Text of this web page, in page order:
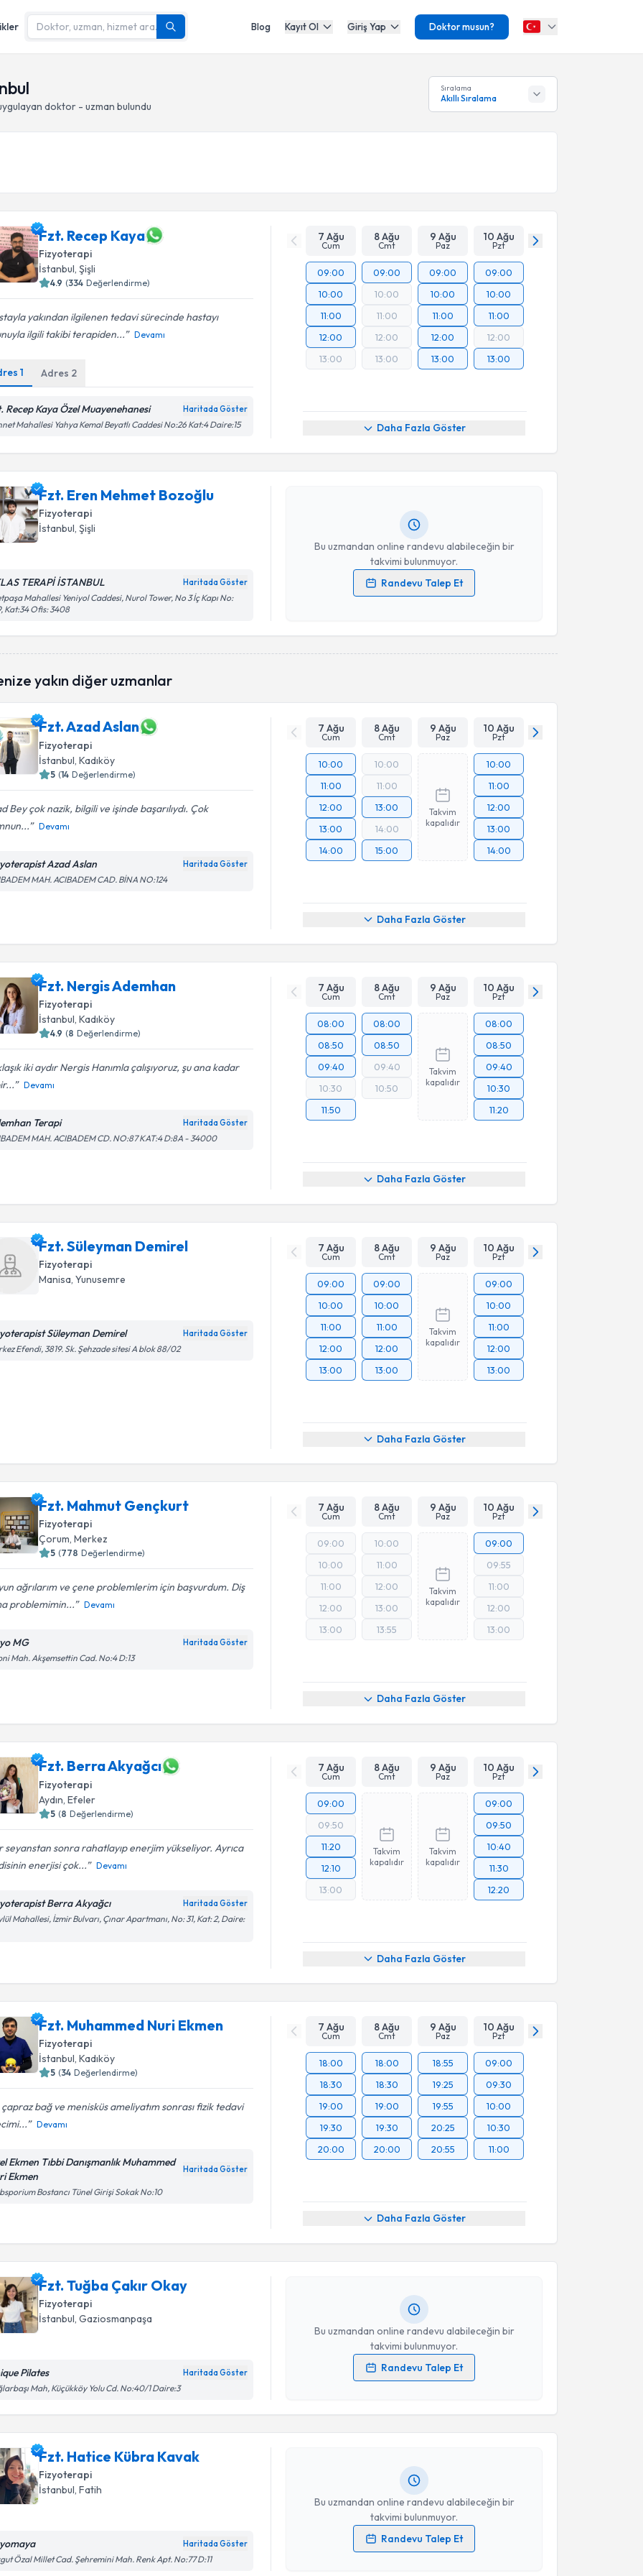
Blog Kayıt Ol Giriş Yap Doktor musun?
doktor - uzman bulundu
Sıralama
Akıllı Sıralama
Fzt. Recep Kaya
Fizyoterapi
İstanbul, Şişli
4.9 (334 Değerlendirme)
yakından ilgilenen tedavi sürecinde hastayı
ilgili takibi terapiden...
Devamı
1 Adres 2
Recep Kaya Özel Muayenehanesi Haritada Göster
Mahallesi Yahya Kemal Beyatlı Caddesi No:26 Kat:4 Daire:15
7 Ağu
Cum
8 Ağu
Cmt
9 Ağu
Paz
10 Ağu
Pzt
09:00
10:00
11:00
12:00
13:00
09:00
10:00
11:00
12:00
13:00
09:00
10:00
11:00
12:00
13:00
09:00
10:00
11:00
12:00
13:00
Daha Fazla Göster
Fzt. Eren Mehmet Bozoğlu
Fizyoterapi
İstanbul , Şişli
TERAPİ İSTANBUL Haritada Göster
Mahallesi Yeniyol Caddesi, Nurol Tower, No 3 İç Kapı No:
Kat:34 Ofis: 3408
Bu uzmandan online randevu alabileceğin bir
takvimi bulunmuyor.
Randevu Talep Et
Randevu Takvimi Talebi
Fzt. Eren Mehmet Bozoğluiçin randevu takvimi talebi
oluşturun. Size bu uzmandan randevu almanız için bir takvim
Kişisel verilerimin işlenmesine ilişkinAydınlatma Metni
yakın diğer uzmanlar
Fzt. Azad Aslan
Fizyoterapi
İstanbul , Kadıköy
5 (14 Değerlendirme)
Bey çok nazik, bilgili ve işinde başarılıydı. Çok
Devamı
Azad Aslan Haritada Göster
MAH. ACIBADEM CAD. BİNA NO:124
7 Ağu
Cum
8 Ağu
Cmt
9 Ağu
Paz
10 Ağu
Pzt
10:00
11:00
12:00
13:00
14:00
10:00
11:00
13:00
14:00
15:00
Takvim
kapalıdır
10:00
11:00
12:00
13:00
14:00
Daha Fazla Göster
Fzt. Nergis Ademhan
Fizyoterapi
İstanbul, Kadıköy
4.9 (8 Değerlendirme)
iki aydır Nergis Hanımla çalışıyoruz, şu ana kadar
Devamı
Terapi Haritada Göster
MAH. ACIBADEM CD. NO:87 KAT:4 D:8A - 34000
7 Ağu
Cum
8 Ağu
Cmt
9 Ağu
Paz
10 Ağu
Pzt
08:00
08:50
09:40
10:30
11:50
08:00
08:50
09:40
10:50
Takvim
kapalıdır
08:00
08:50
09:40
10:30
11:20
Daha Fazla Göster
Fzt. Süleyman Demirel
Fizyoterapi
Manisa , Yunusemre
Süleyman Demirel Haritada Göster
Efendi, 3819. Sk. Şehzade sitesi A blok 88/02
7 Ağu
Cum
8 Ağu
Cmt
9 Ağu
Paz
10 Ağu
Pzt
09:00
10:00
11:00
12:00
13:00
09:00
10:00
11:00
12:00
13:00
Takvim
kapalıdır
09:00
10:00
11:00
12:00
13:00
Daha Fazla Göster
Fzt. Mahmut Gençkurt
Fizyoterapi
Çorum, Merkez
5 (778 Değerlendirme)
ağrılarım ve çene problemlerim için başvurdum. Diş
problemimin...
Devamı
MG Haritada Göster
Mah. Akşemsettin Cad. No:4 D:13
7 Ağu
Cum
8 Ağu
Cmt
9 Ağu
Paz
10 Ağu
Pzt
09:00
10:00
11:00
12:00
13:00
10:00
11:00
12:00
13:00
13:55
Takvim
kapalıdır
09:00
09:55
11:00
12:00
13:00
Daha Fazla Göster
Fzt. Berra Akyağcı
Fizyoterapi
Aydın , Efeler
5 (8 Değerlendirme)
seyanstan sonra rahatlayıp enerjim yükseliyor. Ayrıca
enerjisi çok...
Devamı
Berra Akyağcı Haritada Göster
Mahallesi, İzmir Bulvarı, Çınar Apartmanı, No: 31, Kat: 2, Daire:
7 Ağu
Cum
8 Ağu
Cmt
9 Ağu
Paz
10 Ağu
Pzt
09:00
09:50
11:20
12:10
13:00
Takvim
kapalıdır
Takvim
kapalıdır
09:00
09:50
10:40
11:30
12:20
Daha Fazla Göster
Fzt. Muhammed Nuri Ekmen
Fizyoterapi
İstanbul, Kadıköy
5 (34 Değerlendirme)
bağ ve menisküs ameliyatım sonrası fizik tedavi
Devamı
Ekmen Tıbbi Danışmanlık Muhammed
Ekmen
Haritada Göster
Bostancı Tünel Girişi Sokak No:10
7 Ağu
Cum
8 Ağu
Cmt
9 Ağu
Paz
10 Ağu
Pzt
18:00
18:30
19:00
19:30
20:00
18:00
18:30
19:00
19:30
20:00
18:55
19:25
19:55
20:25
20:55
09:00
09:30
10:00
10:30
11:00
Daha Fazla Göster
Fzt. Tuğba Çakır Okay
Fizyoterapi
İstanbul , Gaziosmanpaşa
Pilates Haritada Göster
Mah, Küçükköy Yolu Cd. No:40/1 Daire:3
Bu uzmandan online randevu alabileceğin bir
takvimi bulunmuyor.
Randevu Talep Et
Randevu Takvimi Talebi
Kişisel verilerimin işlenmesine ilişkinAydınlatma Metni
Fzt. Hatice Kübra Kavak
Fizyoterapi
İstanbul , Fatih
Haritada Göster
Özal Millet Cad. Şehremini Mah. Renk Apt. No:77 D:11
Bu uzmandan online randevu alabileceğin bir
takvimi bulunmuyor.
Randevu Talep Et
Randevu Takvimi Talebi
Kişisel verilerimin işlenmesine ilişkinAydınlatma Metni